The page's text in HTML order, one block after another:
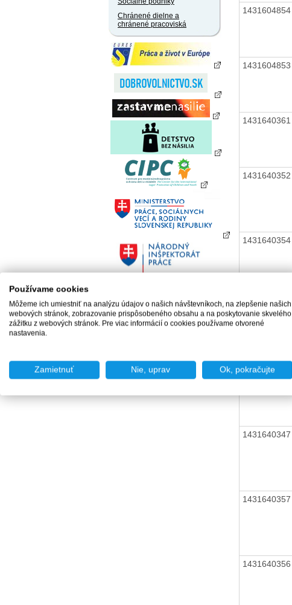
Chránené dielne a
chránené pracoviská
1431604854
1431604853
1431640361
1431640352
1431640354
1431640349
1431640348
1431640347
1431640357
1431640356
Používame cookies
Môžeme ich umiestniť na analýzu údajov o našich návštevníkoch, na zlepšenie našich
webových stránok, zobrazovanie prispôsobeného obsahu a na poskytovanie skvelého
zážitku z webových stránok. Pre viac informácií o cookies používame otvorené
nastavenia.
Zamietnuť Nie, uprav Ok, pokračujte